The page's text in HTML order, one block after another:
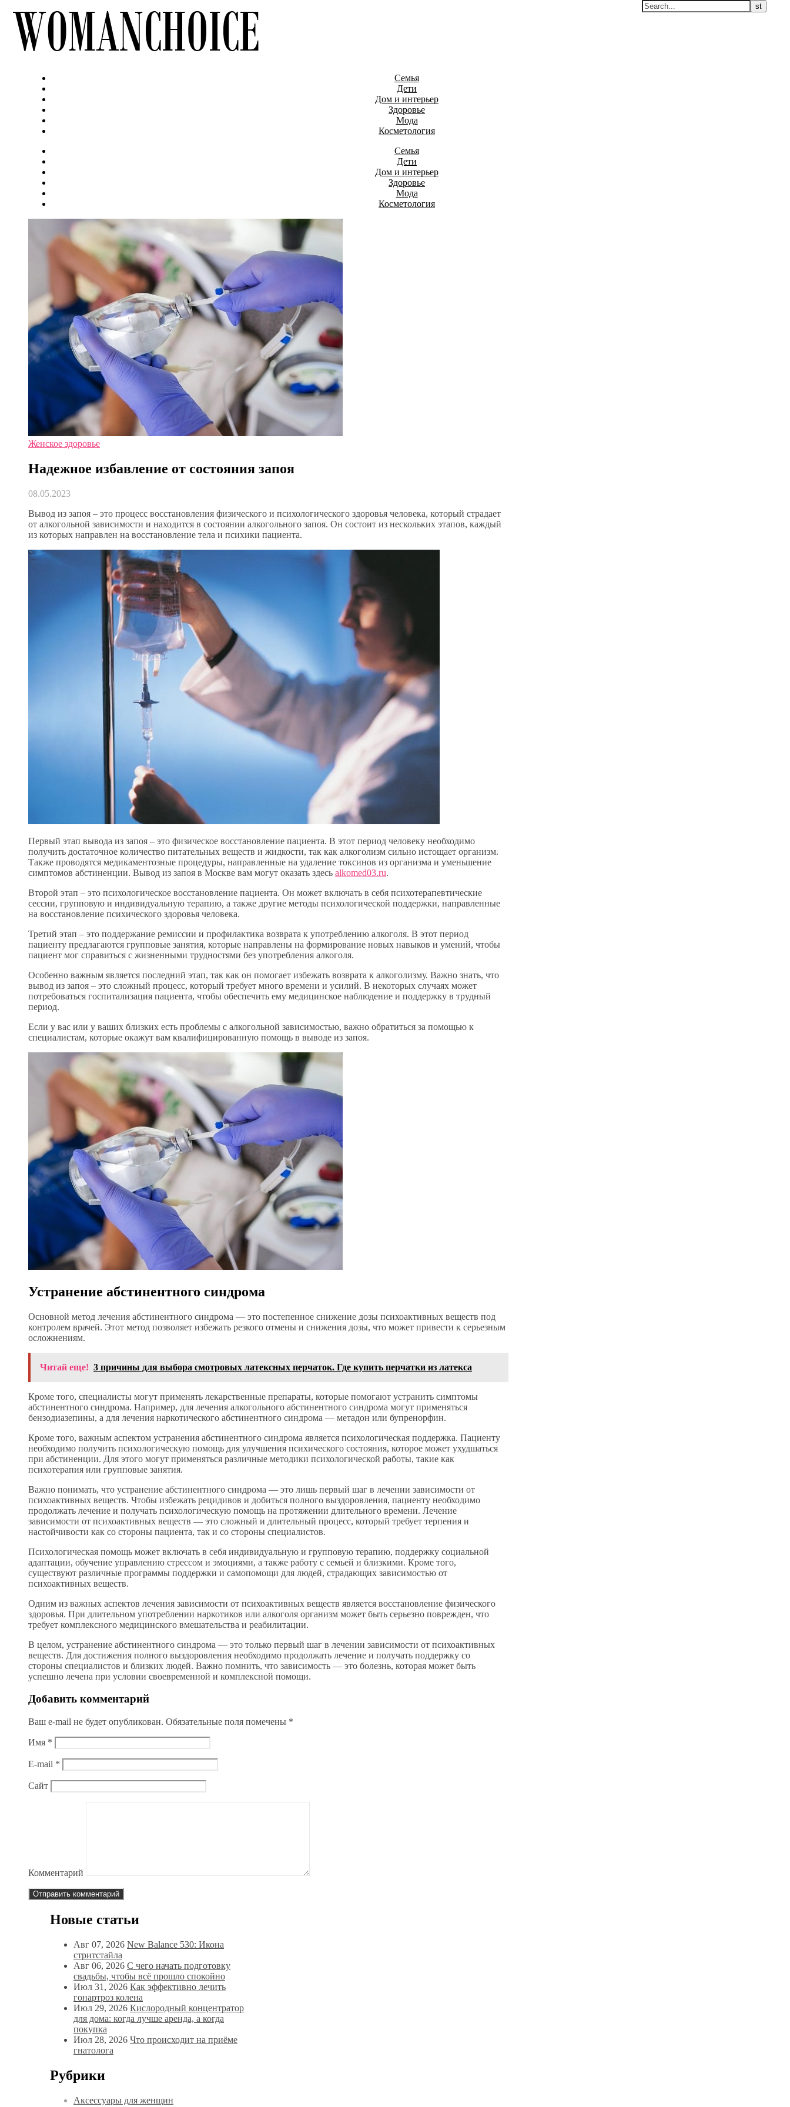
Семья
Дети
Дом и интерьер
Здоровье
Мода
Косметология
Семья
Дети
Дом и интерьер
Здоровье
Мода
Косметология
Женское здоровье
Надежное избавление от состояния запоя
08.05.2023
Вывод из запоя – это процесс восстановления физического и психологического здоровья человека, который страдает
от алкогольной зависимости и находится в состоянии алкогольного запоя. Он состоит из нескольких этапов, каждый
из которых направлен на восстановление тела и психики пациента.
Первый этап вывода из запоя – это физическое восстановление пациента. В этот период человеку необходимо
получить достаточное количество питательных веществ и жидкости, так как алкоголизм сильно истощает организм.
Также проводятся медикаментозные процедуры, направленные на удаление токсинов из организма и уменьшение
симптомов абстиненции. Вывод из запоя в Москве вам могут оказать здесь alkomed03.ru.
Второй этап – это психологическое восстановление пациента. Он может включать в себя психотерапевтические
сессии, групповую и индивидуальную терапию, а также другие методы психологической поддержки, направленные
на восстановление психического здоровья человека.
Третий этап – это поддержание ремиссии и профилактика возврата к употреблению алкоголя. В этот период
пациенту предлагаются групповые занятия, которые направлены на формирование новых навыков и умений, чтобы
пациент мог справиться с жизненными трудностями без употребления алкоголя.
Особенно важным является последний этап, так как он помогает избежать возврата к алкоголизму. Важно знать, что
вывод из запоя – это сложный процесс, который требует много времени и усилий. В некоторых случаях может
потребоваться госпитализация пациента, чтобы обеспечить ему медицинское наблюдение и поддержку в трудный
период.
Если у вас или у ваших близких есть проблемы с алкогольной зависимостью, важно обратиться за помощью к
специалистам, которые окажут вам квалифицированную помощь в выводе из запоя.
Устранение абстинентного синдрома
Основной метод лечения абстинентного синдрома — это постепенное снижение дозы психоактивных веществ под
контролем врачей. Этот метод позволяет избежать резкого отмены и снижения дозы, что может привести к серьезным
осложнениям.
Читай еще! 3 причины для выбора смотровых латексных перчаток. Где купить перчатки из латекса
Кроме того, специалисты могут применять лекарственные препараты, которые помогают устранить симптомы
абстинентного синдрома. Например, для лечения алкогольного абстинентного синдрома могут применяться
бензодиазепины, а для лечения наркотического абстинентного синдрома — метадон или бупренорфин.
Кроме того, важным аспектом устранения абстинентного синдрома является психологическая поддержка. Пациенту
необходимо получить психологическую помощь для улучшения психического состояния, которое может ухудшаться
при абстиненции. Для этого могут применяться различные методики психологической работы, такие как
психотерапия или групповые занятия.
Важно понимать, что устранение абстинентного синдрома — это лишь первый шаг в лечении зависимости от
психоактивных веществ. Чтобы избежать рецидивов и добиться полного выздоровления, пациенту необходимо
продолжать лечение и получать психологическую помощь на протяжении длительного времени. Лечение
зависимости от психоактивных веществ — это сложный и длительный процесс, который требует терпения и
настойчивости как со стороны пациента, так и со стороны специалистов.
Психологическая помощь может включать в себя индивидуальную и групповую терапию, поддержку социальной
адаптации, обучение управлению стрессом и эмоциями, а также работу с семьей и близкими. Кроме того,
существуют различные программы поддержки и самопомощи для людей, страдающих зависимостью от
психоактивных веществ.
Одним из важных аспектов лечения зависимости от психоактивных веществ является восстановление физического
здоровья. При длительном употреблении наркотиков или алкоголя организм может быть серьезно поврежден, что
требует комплексного медицинского вмешательства и реабилитации.
В целом, устранение абстинентного синдрома — это только первый шаг в лечении зависимости от психоактивных
веществ. Для достижения полного выздоровления необходимо продолжать лечение и получать поддержку со
стороны специалистов и близких людей. Важно помнить, что зависимость — это болезнь, которая может быть
успешно лечена при условии своевременной и комплексной помощи.
Добавить комментарий
Ваш e-mail не будет опубликован. Обязательные поля помечены *
Имя *
E-mail *
Сайт
Комментарий
Новые статьи
Авг 07, 2026 New Balance 530: Икона
стритстайла
Авг 06, 2026 С чего начать подготовку
свадьбы, чтобы всё прошло спокойно
Июл 31, 2026 Как эффективно лечить
гонартроз колена
Июл 29, 2026 Кислородный концентратор
для дома: когда лучше аренда, а когда
покупка
Июл 28, 2026 Что происходит на приёме
гнатолога
Рубрики
Аксессуары для женщин